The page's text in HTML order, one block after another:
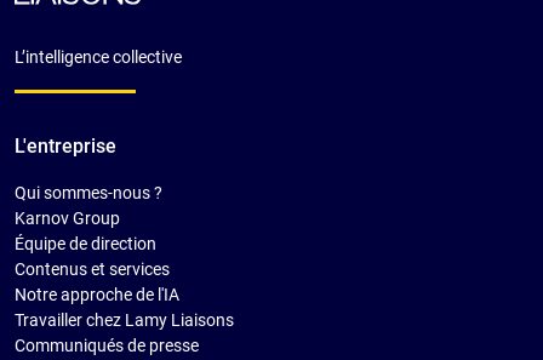
L’intelligence collective
L'entreprise
Qui sommes-nous ?
Karnov Group
Équipe de direction
Contenus et services
Notre approche de l'IA
Travailler chez Lamy Liaisons
Communiqués de presse